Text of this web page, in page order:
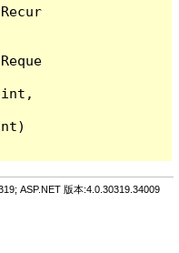
ASP.NET 版本:4.0.30319.34009